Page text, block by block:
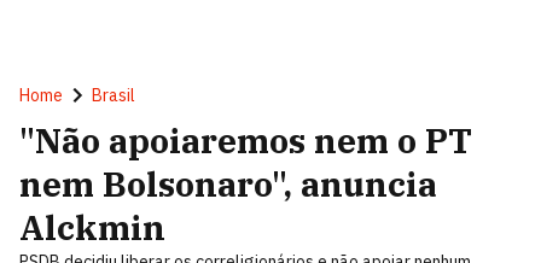
Home Brasil
"Não apoiaremos nem o PT
nem Bolsonaro", anuncia
Alckmin